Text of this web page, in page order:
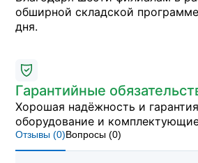
обширной складской
дня.
Гарантийные
Хорошая надёжность и
оборудование и
Отзывы (0)Вопросы (0)